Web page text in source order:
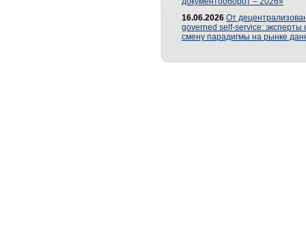
16.06.2026 От
governed self-service: эксперты
смену парадигмы на рынке